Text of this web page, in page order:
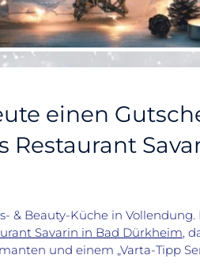
einen
Restaurant
& Beauty-Küche in Vollendung.
Savarin in Bad Dürkheim,
und einem „Varta-Tipp